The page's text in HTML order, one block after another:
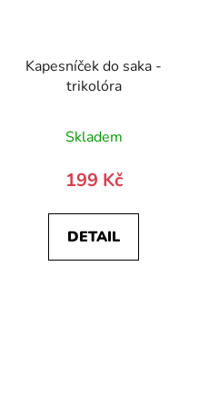
Kapesníček do saka -
trikolóra
Skladem
199 Kč
DETAIL